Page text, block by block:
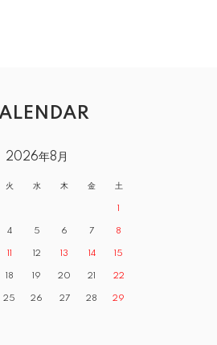
2026年8月
火 水 木 金 土
1
4 5 6 7 8
11 12 13 14 15
18 19 20 21 22
25 26 27 28 29